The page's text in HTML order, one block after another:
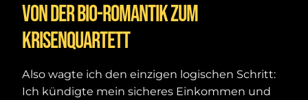
Von der Bio-Romantik zum
Krisenquartett
Also wagte ich den einzigen logischen Schritt:
Ich kündigte mein sicheres Einkommen und